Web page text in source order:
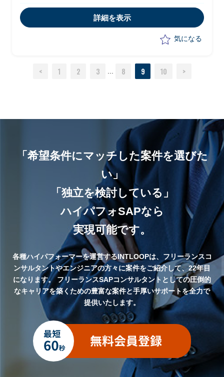
詳細を表示
気になる
< 1 2 3 ... 8 9 10 >
「希望条件にマッチした案件を選びた
い」
「独立を検討している」
ハイパフォSAPなら
実現可能です。
各種ハイパフォーマーを運営するINTLOOPは、フリーランスコ
ンサルタントやエンジニアの方々に案件をご紹介して、22年目
になります。フリーランスSAPコンサルタントとしての圧倒的
なキャリアを築くための豊富な案件と手厚いサポートを全力で
提供いたします。